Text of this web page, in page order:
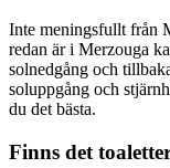
Inte meningsfullt från
redan är i Merzouga
solnedgång och
soluppgång och
du det bästa.
Finns det